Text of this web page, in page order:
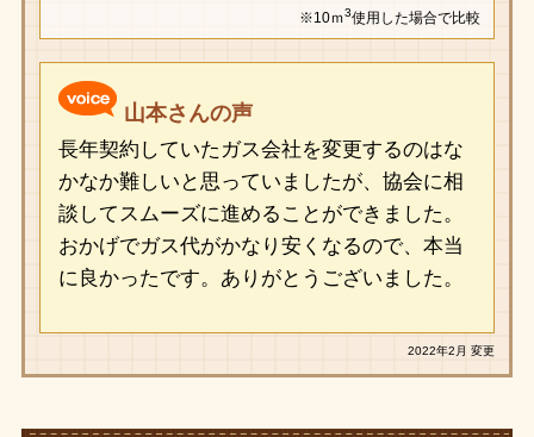
※10ｍ3使用した場合で比較
山本さんの声
長年契約していたガス会社を変更するのはな
かなか難しいと思っていましたが、協会に相
談してスムーズに進めることができました。
おかげでガス代がかなり安くなるので、本当
に良かったです。ありがとうございました。
2022年2月 変更